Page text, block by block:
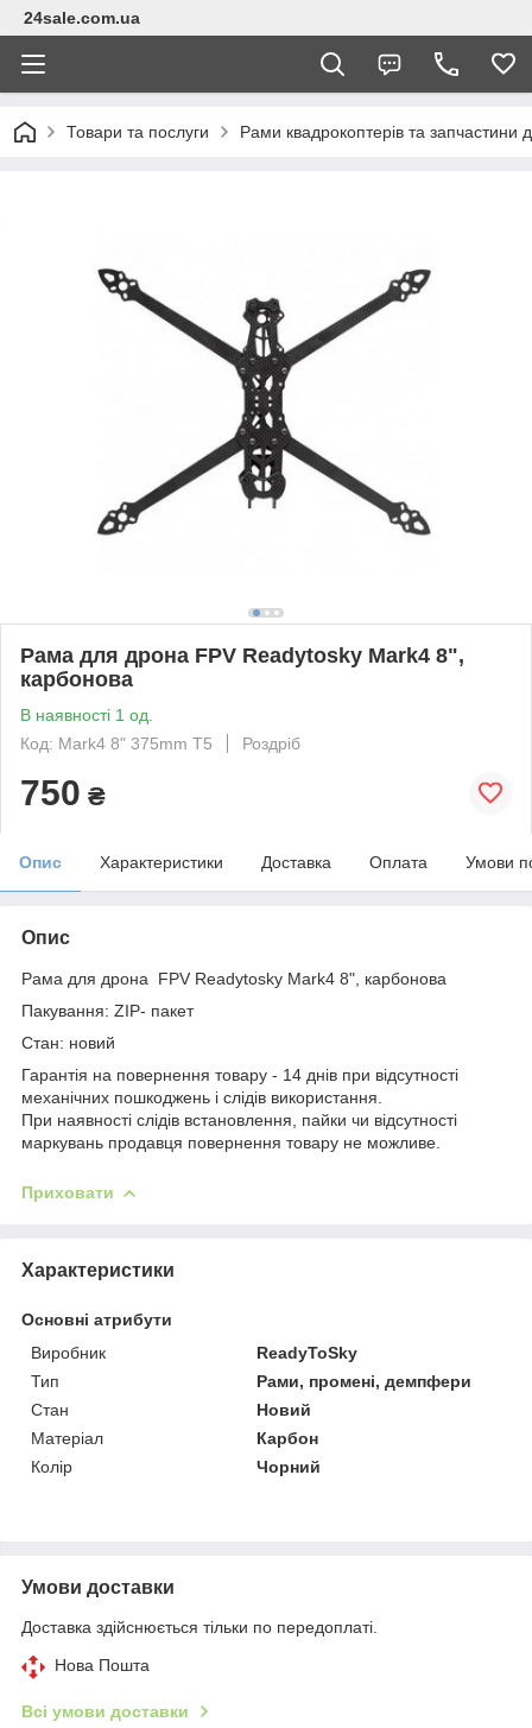
24sale.com.ua
Товари та послуги Рами квадрокоптерів та запчастини
Рама для дрона FPV Readytosky Mark4 8",
карбонова
В наявності 1 од.
Код: Mark4 8" 375mm T5
Роздріб
750 ₴
Опис Характеристики Доставка Оплата Умови
Опис
Рама для дрона FPV Readytosky Mark4 8", карбонова
Пакування: ZIP- пакет
Стан: новий
Гарантія на повернення товару - 14 днів при відсутності
механічних пошкоджень і слідів використання.
При наявності слідів встановлення, пайки чи відсутності
маркувань продавця повернення товару не можливе.
Приховати
Характеристики
Основні атрибути
Виробник
ReadyToSky
Тип
Рами, промені, демпфери
Стан
Новий
Матеріал
Карбон
Колір
Чорний
Умови доставки
Доставка здійснюється тільки по передоплаті.
Нова Пошта
Всі умови доставки